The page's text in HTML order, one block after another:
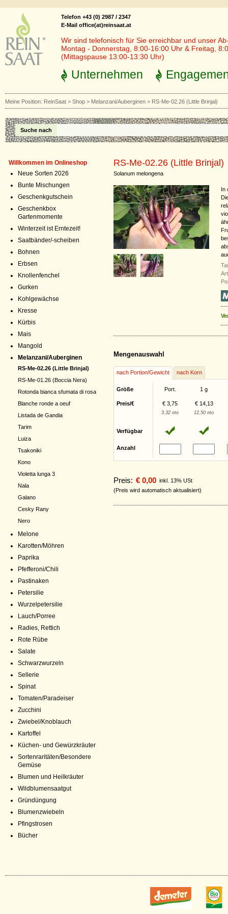
Telefon +43 (0) 2987 / 2347
E-Mail office(at)reinsaat.at
Wir sind telefonisch für Sie erreichbar und unser
Montag - Donnerstag, 8:00-16:00 Uhr & Freitag,
(Mittagspause 13:00-13:30 Uhr)
Unternehmen
Meine Position: ReinSaat > Shop > Melanzani/Auberginen > RS-Me-02.26 (Little Brinjal)
Suche nach
Willkommen im Onlineshop
Neue Sorten 2026
Bunte Mischungen
Geschenkgutschein
Geschenkbox
Gartenmomente
Winterzeit ist Erntezeit!
Saatbänder/-scheiben
Bohnen
Erbsen
Knollenfenchel
Gurken
Kohlgewächse
Kresse
Kürbis
Mais
Mangold
Melanzani/Auberginen
RS-Me-02.26 (Little Brinjal)
RS-Me-01.26 (Boccia Nera)
Rotonda bianca sfumata di rosa
Blanche ronde a oeuf
Listada de Gandia
Tarim
Luiza
Tsakoniki
Kono
Violetta lunga 3
Nala
Galano
Cesky Rany
Nero
Melone
Karotten/Möhren
Paprika
Pfefferoni/Chili
Pastinaken
Petersilie
Wurzelpetersilie
Lauch/Porree
Radies, Rettich
Rote Rübe
Salate
Schwarzwurzeln
Sellerie
Spinat
Tomaten/Paradeiser
Zucchini
Zwiebel/Knoblauch
Kartoffel
Küchen- und Gewürzkräuter
Sortenraritäten/Besondere
Gemüse
Blumen und Heilkräuter
Wildblumensaatgut
Gründüngung
Blumenzwiebeln
Pfingstrosen
Bücher
RS-Me-02.26 (Little Brinjal)
Solanum melongena
In
Mengenauswahl
nach Portion/Gewicht nach Korn
Größe Port. 1 g
Preis/€ € 3,75 € 14,13
3,32 nto 12,50 nto
Verfügbar
Anzahl
Preis: € 0,00 inkl. 13% USt
(Preis wird automatisch aktualisiert)